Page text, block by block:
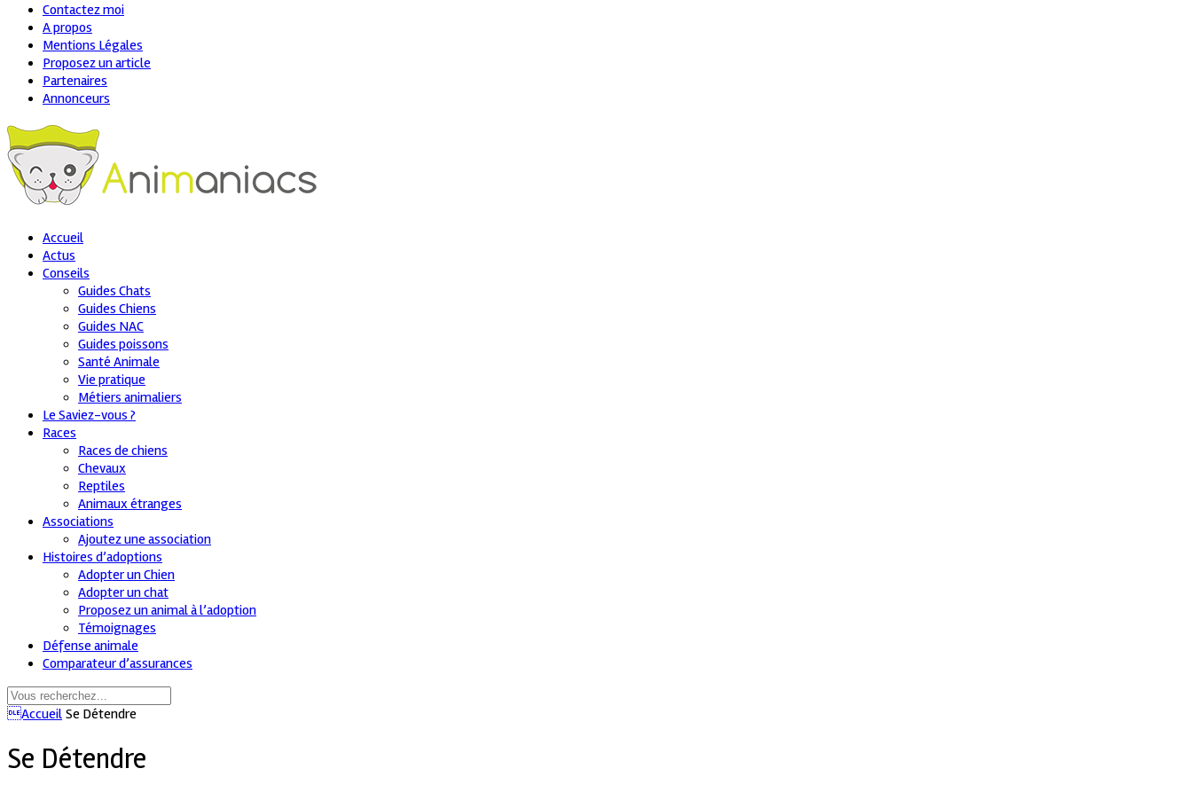
Contactez moi
A propos
Mentions Légales
Proposez un article
Partenaires
Annonceurs
Accueil
Actus
Conseils
Guides Chats
Guides Chiens
Guides NAC
Guides poissons
Santé Animale
Vie pratique
Métiers animaliers
Le Saviez-vous ?
Races
Races de chiens
Chevaux
Reptiles
Animaux étranges
Associations
Ajoutez une association
Histoires d’adoptions
Adopter un Chien
Adopter un chat
Proposez un animal à l’adoption
Témoignages
Défense animale
Comparateur d’assurances
Accueil Se Détendre
Se Détendre